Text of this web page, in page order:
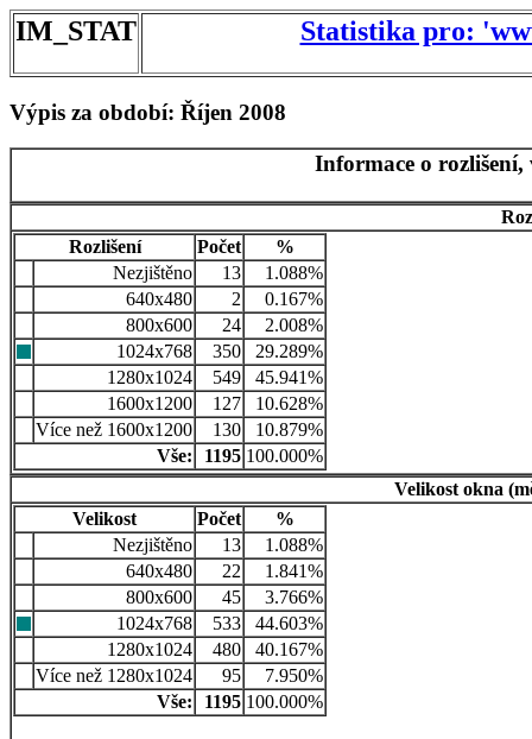
IM_STAT Statistika pro:
Výpis za období: Říjen 2008
Informace o
Rozlišení
Počet
%
Nezjištěno
13
1.088%
640x480
2
0.167%
800x600
24
2.008%
1024x768
350
29.289%
1280x1024
549
45.941%
1600x1200
127
10.628%
Více než 1600x1200
130
10.879%
Vše:
1195 100.000%
Velikost okna
Velikost
Počet
%
Nezjištěno
13
1.088%
640x480
22
1.841%
800x600
45
3.766%
1024x768
533
44.603%
1280x1024
480
40.167%
Více než 1280x1024
95
7.950%
Vše:
1195 100.000%